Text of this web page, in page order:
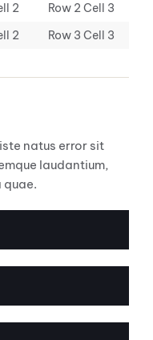
2
Row 2 Cell 3
2 Row 3 Cell 3
natus error sit
laudantium,
quae.